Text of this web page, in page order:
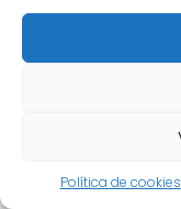
Política de cookies